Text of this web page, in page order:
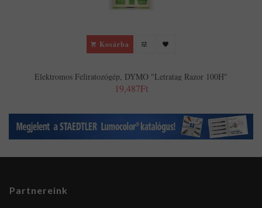
Kosárba
Elektromos Feliratozógép, DYMO "Letratag Razor 100H"
19,487Ft
Partnereink